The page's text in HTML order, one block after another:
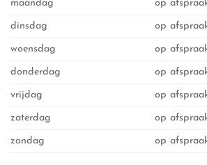
maandag op
dinsdag op
woensdag op
donderdag op
vrijdag op
zaterdag op
zondag op